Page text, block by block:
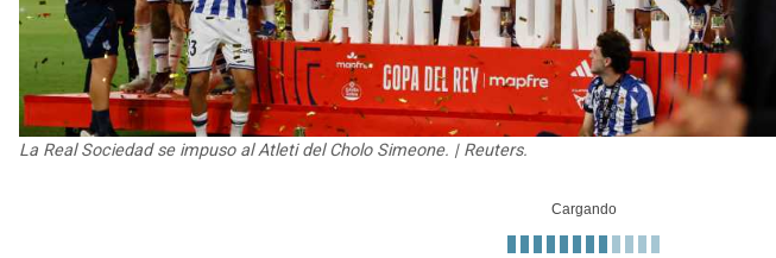
La Real Sociedad se impuso al Atleti del Cholo Simeone. | Reuters.